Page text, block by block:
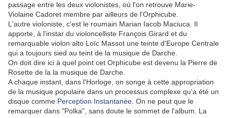
passage entre les deux violonistes, où l'on retrouve Marie-
Violaine Cadoret membre par ailleurs de l'Orphicube.
L'autre violoniste, c'est le roumain Marian Iacob Maciuca. Il
apporte, à l'instar du violoncelliste François Girard et du
remarquable violon alto Loïc Massot une teinte d'Europe Centrale
qui a toujours sied au teint de la musique de Darche.
On doit dire ici à quel point cet Orphicube est devenu la Pierre de
Rosette de la la musique de Darche.
A chaque instant, dans l'Horloge, on songe à cette appropriation
de la musique populaire dans un processus complexe qu'a été un
disque comme Perception Instantanée . On ne peut que le
remarquer dans "Polka", sans doute le sommet de l'album. La